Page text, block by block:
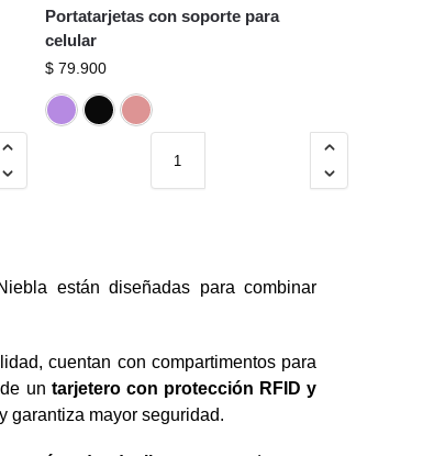
Rosado
Portatarjetas con soporte para
celular
$79.900
están diseñadas para combinar
cuentan con compartimentos para
un tarjetero con protección RFID y
garantiza mayor seguridad.